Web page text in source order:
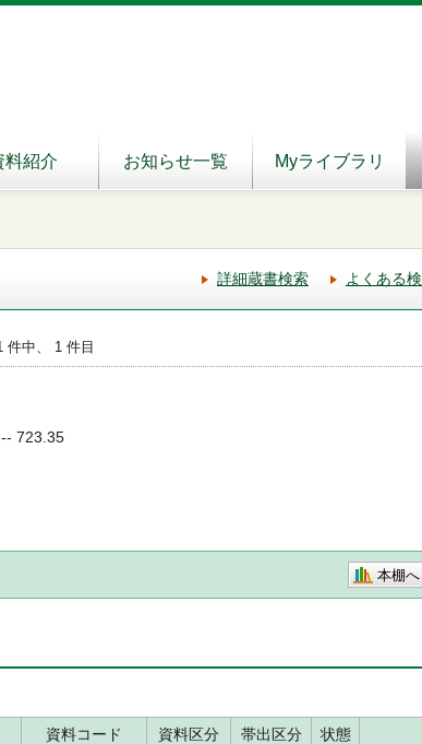
料紹介 お知らせ一覧 Myライブラリ
詳細蔵書検索 よくある
件中、 1 件目
723.35
本棚へ
資料コード 資料区分 帯出区分 状態